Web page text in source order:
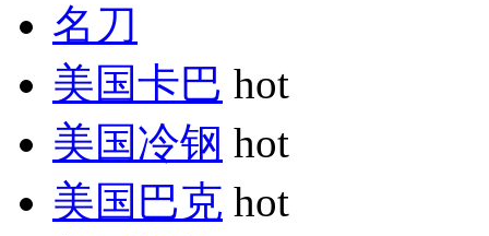
名刀
美国卡巴 hot
美国冷钢 hot
美国巴克 hot